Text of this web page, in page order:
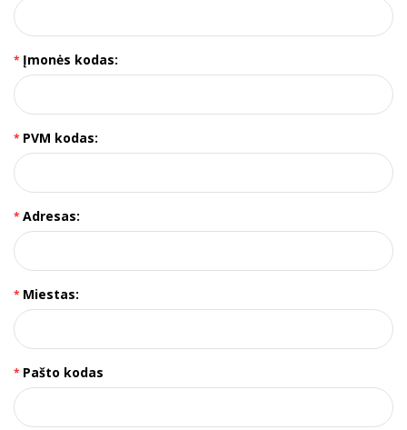
Įmonės kodas:
PVM kodas:
Adresas:
Miestas:
Pašto kodas